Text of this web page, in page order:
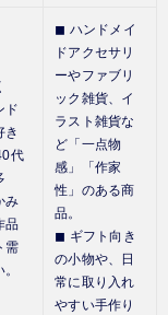
ド
き
代
み
品
需
◼︎ ハンドメイ
ドアクセサリ
ーやファブリ
ック雑貨、イ
ラスト雑貨な
ど「一点物
感」「作家
性」のある商
品。
◼︎ ギフト向き
の小物や、日
常に取り入れ
やすい手作り